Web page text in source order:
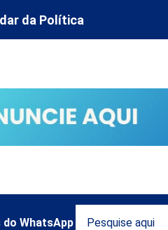
da Política
do WhatsApp